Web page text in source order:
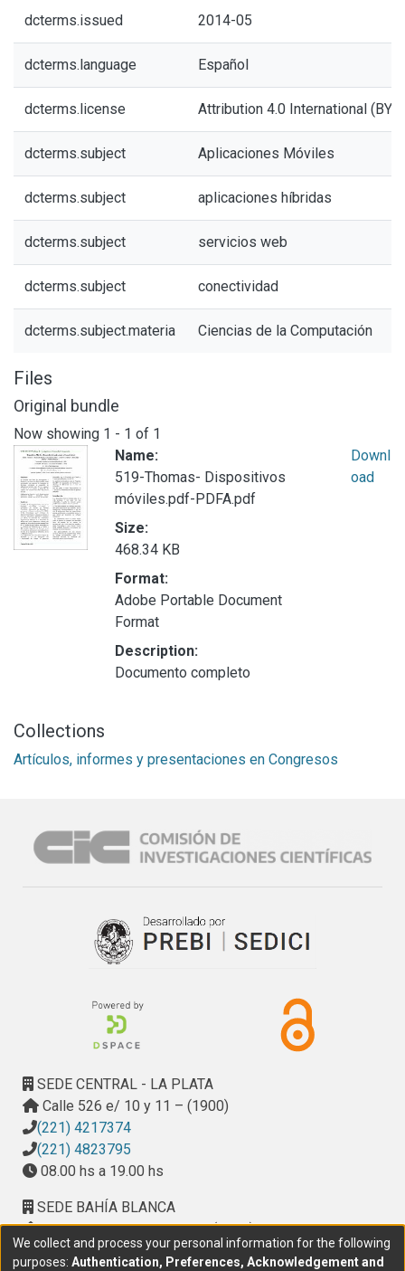
dcterms.issued 2014-05
dcterms.language Español
dcterms.license Attribution 4.0 International (BY
dcterms.subject Aplicaciones Móviles
dcterms.subject aplicaciones híbridas
dcterms.subject servicios web
dcterms.subject conectividad
dcterms.subject.materia Ciencias de la Computación
Files
Original bundle
Now showing 1 - 1 of 1
Name:
519-Thomas- Dispositivos
móviles.pdf-PDFA.pdf
Size:
468.34 KB
Format:
Adobe Portable Document
Format
Description:
Documento completo
Downl
oad
Collections
Artículos, informes y presentaciones en Congresos
SEDE CENTRAL - LA PLATA
Calle 526 e/ 10 y 11 – (1900)
(221) 4217374
(221) 4823795
08.00 hs a 19.00 hs
SEDE BAHÍA BLANCA
Calle Ciudad de Cali 320 – (8000). Universidad
Provincial del Sudoeste (UPSO)
We collect and process your personal information for the following
purposes: Authentication, Preferences, Acknowledgement and